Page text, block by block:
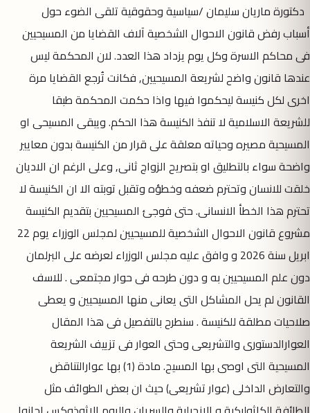
دكتورة ماريان سليمان /سياسية وحقوقية تلقى الضوء حول
أسباب رفض قانون الاحوال الشخصية آلاف القضايا من المسيحيين
فى محاكم الاسرة وكل يوم يزداد هذا العدد. لان المحكمة ليس
عندها قانون واضح لشريعة المسيحيين, فكانت تُرجع القضايا مرة
اخرى لكل كنيسة ليحكموا فيها واذا حكمت المحكمة طبقا
للشريعة الاسلامية لا تنفذ الكنيسة هذا الحكم. ويبقى المسيحى او
المسيحية مصيره وحياته معلقة على قرار من الكنيسة بدون معايير
واضحة سواء بالتطليق او بتصريح الزواج ثانى, وعلى الرغم ان الاديان
خلقت للانسان وتحترم ضعفه وخطؤه وتقبل توبته الا ان الكنيسة لا
تحترم هذا الخطأ الانسانى. حتى فوجئ المسيحيين بتقديم الكنيسة
مشروع قانون الاحوال الشخصية للمسيحيين لمجلس الوزراء يوم 22
ابريل سنة 2026 و وافق عليه مجلس الوزراء لعرضه على البرلمان
دون علم المسيحيين به و دون طرحه فى حوار مجتمعى . للاسف
القانون لم يحل المشاكل التى يعانى منها المسيحيين و يعطى
صلاحيات مطلقة للكنيسة . سنطرح بالتفصيل فى هذا المقال
العوارالدستورى والتشريعى وحتى العوار فى تزييف الشريعة
المسيحية التى اوصى بها المسيح. مادة (1) بها عوارالتناقض
والتعارض الداخلى (عوار تشريعى) حيث ان بعض الطوائف مثل